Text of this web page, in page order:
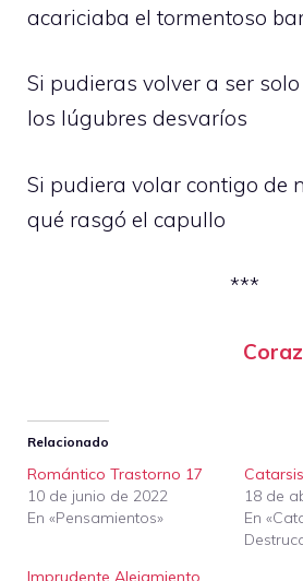
acariciaba el tormentoso
Si pudieras volver a ser
los lúgubres desvaríos
Si pudiera volar contigo de
qué rasgó el capullo
***
Relacionado
Romántico Trastorno 17
10 de junio de 2022
En «Pensamientos»
18 de
En
Imprudente Alejamiento